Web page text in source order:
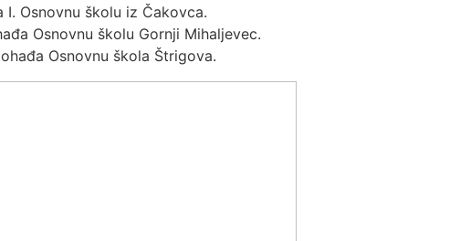
I. Osnovnu školu iz Čakovca.
Osnovnu školu Gornji Mihaljevec.
Osnovnu škola Štrigova.